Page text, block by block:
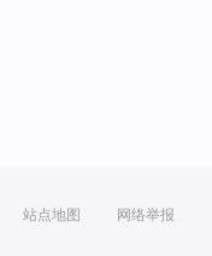
站点地图 网络举报